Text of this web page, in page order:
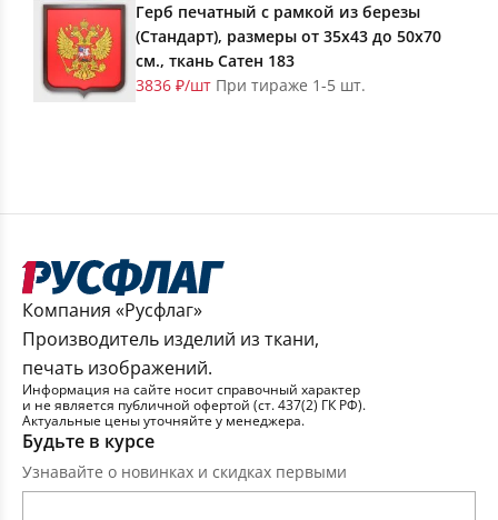
Герб печатный с рамкой из березы
(Стандарт), размеры от 35х43 до 50х70
см., ткань Сатен 183
3836 ₽/шт При тираже 1-5 шт.
Компания «Русфлаг»
Производитель изделий из ткани,
печать изображений.
Информация на сайте носит справочный характер
и не является публичной офертой (ст. 437(2) ГК РФ).
Актуальные цены уточняйте у менеджера.
Будьте в курсе
Узнавайте о новинках и скидках первыми